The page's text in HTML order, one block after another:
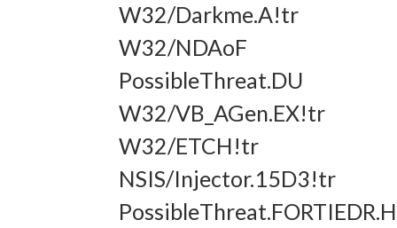
W32/Darkme.A!tr
W32/NDAoF
PossibleThreat.DU
W32/VB_AGen.EX!tr
W32/ETCH!tr
NSIS/Injector.15D3!tr
PossibleThreat.FORTIEDR.H